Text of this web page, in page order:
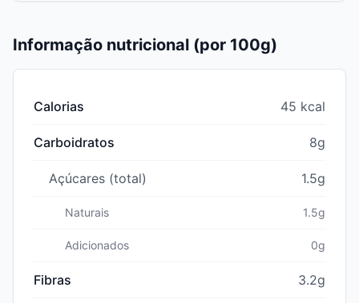
Informação nutricional (por 100g)
Calorias 45 kcal
Carboidratos 8g
Açúcares (total) 1.5g
Naturais 1.5g
Adicionados 0g
Fibras 3.2g